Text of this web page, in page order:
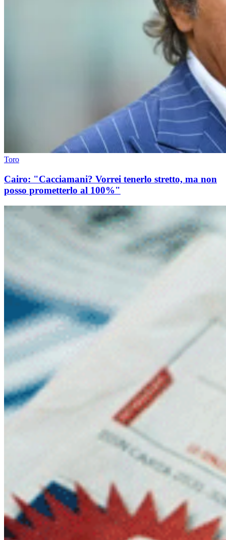
Toro
Cairo: "Cacciamani? Vorrei tenerlo stretto, ma non
posso prometterlo al 100%"